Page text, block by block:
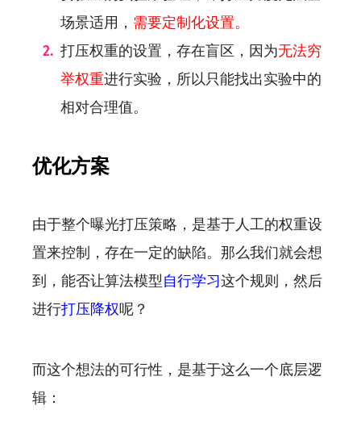
场景适用， 需要定制化设置。
打压权重的设置，存在盲区，因为无法穷
举权重进行实验，所以只能找出实验中的
相对合理值。
优化方案
由于整个曝光打压策略，是基于人工的权重设
置来控制，存在一定的缺陷。那么我们就会想
到，能否让算法模型自行学习这个规则，然后
进行打压降权呢？
而这个想法的可行性，是基于这么一个底层逻
辑：